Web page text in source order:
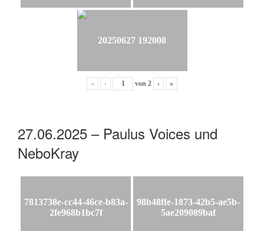
20250627 192008
« ‹ von 2 › »
27.06.2025 – Paulus Voices und
NeboKray
7813738e-cc44-46ce-b83a-
2fe968b1bc7f
98b48ffe-1873-42b5-ae5b-
5ae209089baf